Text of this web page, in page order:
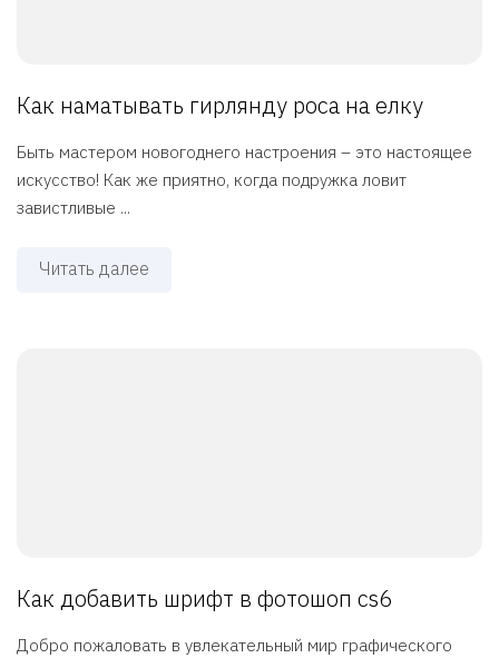
Как наматывать гирлянду роса на елку
Быть мастером новогоднего настроения – это настоящее
искусство! Как же приятно, когда подружка ловит
завистливые ...
Читать далее
Как добавить шрифт в фотошоп cs6
Добро пожаловать в увлекательный мир графического